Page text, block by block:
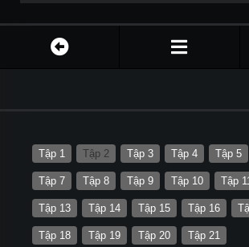
Tập 1 Tập 2 Tập 3 Tập 4 Tập 5
Tập 7 Tập 8 Tập 9 Tập 10 Tập
Tập 13 Tập 14 Tập 15 Tập 16
Tập 18 Tập 19 Tập 20 Tập 21